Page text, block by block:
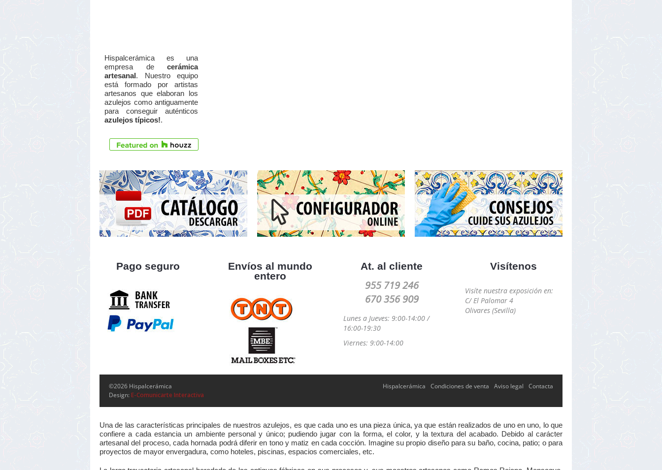
Hispalcerámica es una
empresa de cerámica
artesanal . Nuestro equipo
está formado por artistas
artesanos que elaboran los
azulejos como antiguamente
para conseguir auténticos
azulejos típicos!.
Pago seguro
Envíos al mundo
entero
At. al cliente
955 719 246
670 356 909
Lunes a Jueves: 9:00-14:00 /
16:00-19:30
Viernes: 9:00-14:00
Visítenos
Visíte nuestra exposición en:
C/ El Palomar 4
Olivares (Sevilla)
©2026 Hispalcerámica
Design: E-Comunicarte Interactiva
Hispalcerámica Condiciones de venta Aviso legal Contacta
Una de las características principales de nuestros azulejos, es que cada uno es una pieza única, ya que están realizados de uno en uno, lo que
confiere a cada estancia un ambiente personal y único; pudiendo jugar con la forma, el color, y la textura del acabado. Debido al carácter
artesanal del proceso, cada hornada podrá diferir en tono y matiz en cada cocción. Imagine su propio diseño para su baño, cocina, patio; o para
proyectos de mayor envergadura, como hoteles, piscinas, espacios comerciales, etc.